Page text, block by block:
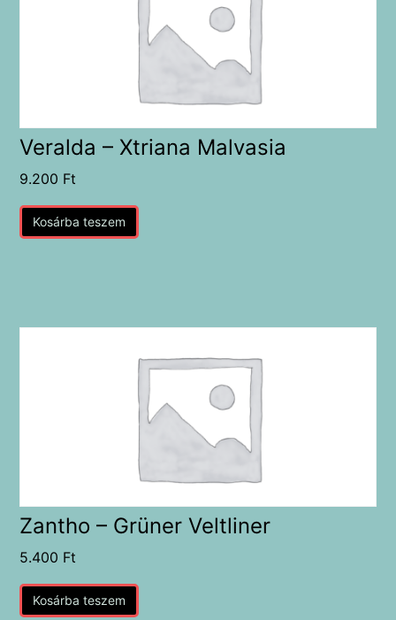
Veralda – Xtriana Malvasia
9.200 Ft
Kosárba teszem
Zantho – Grüner Veltliner
5.400 Ft
Kosárba teszem